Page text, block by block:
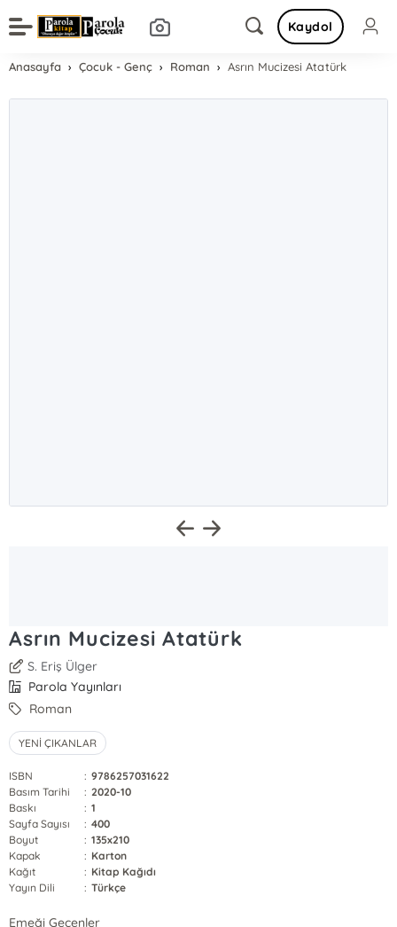
Kaydol
Anasayfa Çocuk - Genç Roman Asrın Mucizesi Atatürk
Asrın Mucizesi Atatürk
S. Eriş Ülger
Parola Yayınları
Roman
YENİ ÇIKANLAR
ISBN : 9786257031622
Basım Tarihi
: 2020-10
Baskı
: 1
Sayfa Sayısı
: 400
Boyut
: 135x210
Kapak
: Karton
Kağıt
: Kitap Kağıdı
Yayın Dili
: Türkçe
Emeği Geçenler